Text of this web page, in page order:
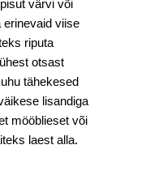
värvi või
viise
riputa
otsast
tähekesed
lisandiga
mööblieset või
laest alla.